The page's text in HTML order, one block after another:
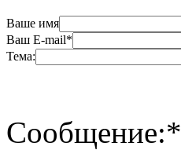
Ваше имя
Ваш E-mail*
Тема:
Сообщение:*